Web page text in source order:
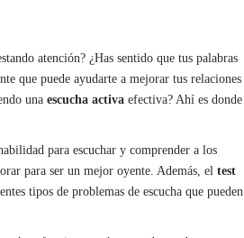
atención? ¿Has sentido que tus palabras
que puede ayudarte a mejorar tus relaciones
una escucha activa efectiva? Ahí es donde
para escuchar y comprender a los
para ser un mejor oyente. Además, el test
tipos de problemas de escucha que pueden